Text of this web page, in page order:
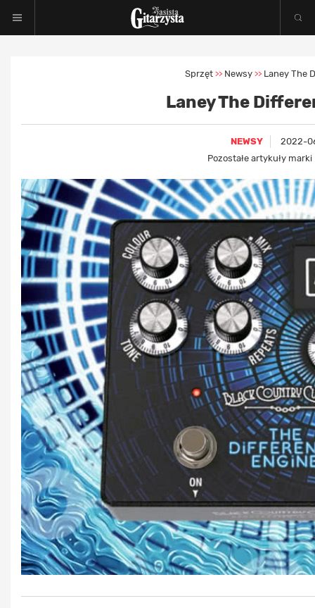
Sprzęt >> Newsy >> Laney The
Laney The
NEWSY
2022-
Pozostałe artykuły marki